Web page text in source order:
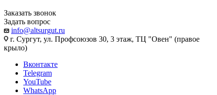
Заказать звонок
Задать вопрос
info@altsurgut.ru
г. Сургут, ул. Профсоюзов 30, 3 этаж, ТЦ "Овен" (правое
крыло)
Вконтакте
Telegram
YouTube
WhatsApp